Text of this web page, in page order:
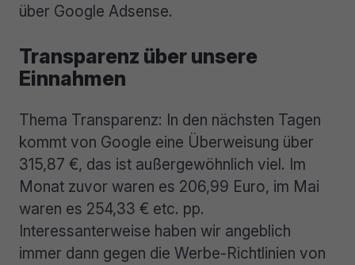
über Google Adsense.
Transparenz über unsere
Einnahmen
Thema Transparenz: In den nächsten Tagen
kommt von Google eine Überweisung über
315,87 €, das ist außergewöhnlich viel. Im
Monat zuvor waren es 206,99 Euro, im Mai
waren es 254,33 € etc. pp.
Interessanterweise haben wir angeblich
immer dann gegen die Werbe-Richtlinien von